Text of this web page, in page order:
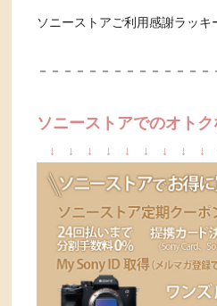
ソニーストアご利用感謝ラッ
－－－－－－－－－－－－－－
ソニーストアでのオトク
↓ ↓ ↓ ↓ ↓ ↓ ↓ ↓ ↓